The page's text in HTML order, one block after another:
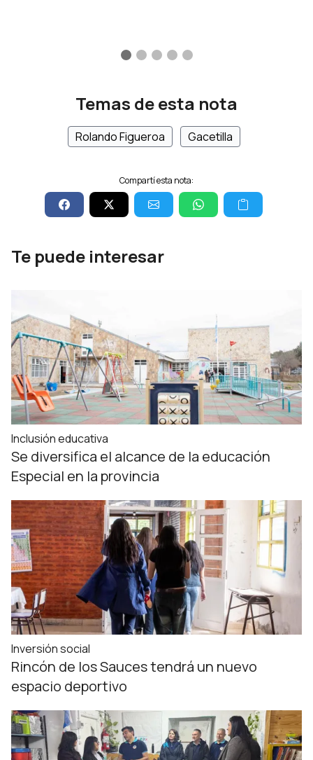
Temas de esta nota
Rolando Figueroa Gacetilla
Compartí esta nota:
Te puede interesar
Inclusión educativa
Se diversifica el alcance de la educación
Especial en la provincia
Inversión social
Rincón de los Sauces tendrá un nuevo
espacio deportivo